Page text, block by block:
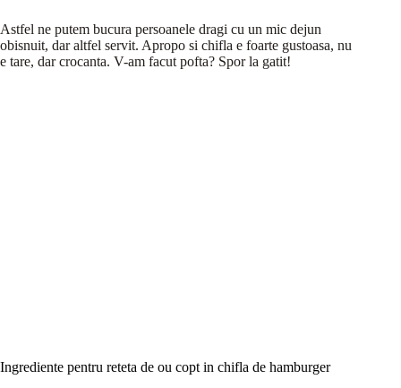
Astfel ne putem bucura persoanele dragi cu un mic dejun
obisnuit, dar altfel servit. Apropo si chifla e foarte gustoasa, nu
e tare, dar crocanta. V-am facut pofta? Spor la gatit!
Ingrediente pentru reteta de ou copt in chifla de hamburger